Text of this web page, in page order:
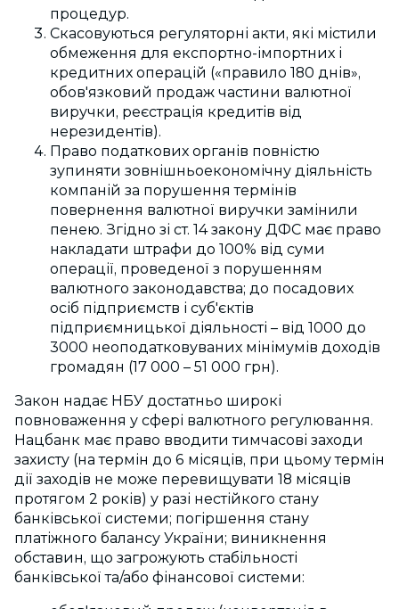
процедур.
Скасовуються регуляторні акти, які містили
обмеження для експортно-імпортних і
кредитних операцій («правило 180 днів»,
обов'язковий продаж частини валютної
виручки, реєстрація кредитів від
нерезидентів).
Право податкових органів повністю
зупиняти зовнішньоекономічну діяльність
компаній за порушення термінів
повернення валютної виручки замінили
пенею. Згідно зі ст. 14 закону ДФС має право
накладати штрафи до 100% від суми
операції, проведеної з порушенням
валютного законодавства; до посадових
осіб підприємств і суб'єктів
підприємницької діяльності – від 1000 до
3000 неоподатковуваних мінімумів доходів
громадян (17 000 – 51 000 грн).
Закон надає НБУ достатньо широкі
повноваження у сфері валютного регулювання.
Нацбанк має право вводити тимчасові заходи
захисту (на термін до 6 місяців, при цьому термін
дії заходів не може перевищувати 18 місяців
протягом 2 років) у разі нестійкого стану
банківської системи; погіршення стану
платіжного балансу України; виникнення
обставин, що загрожують стабільності
банківської та/або фінансової системи: